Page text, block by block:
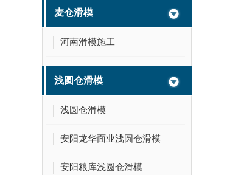
麦仓滑模
河南滑模施工
浅圆仓滑模
浅圆仓滑模
安阳龙华面业浅圆仓滑模
安阳粮库浅圆仓滑模